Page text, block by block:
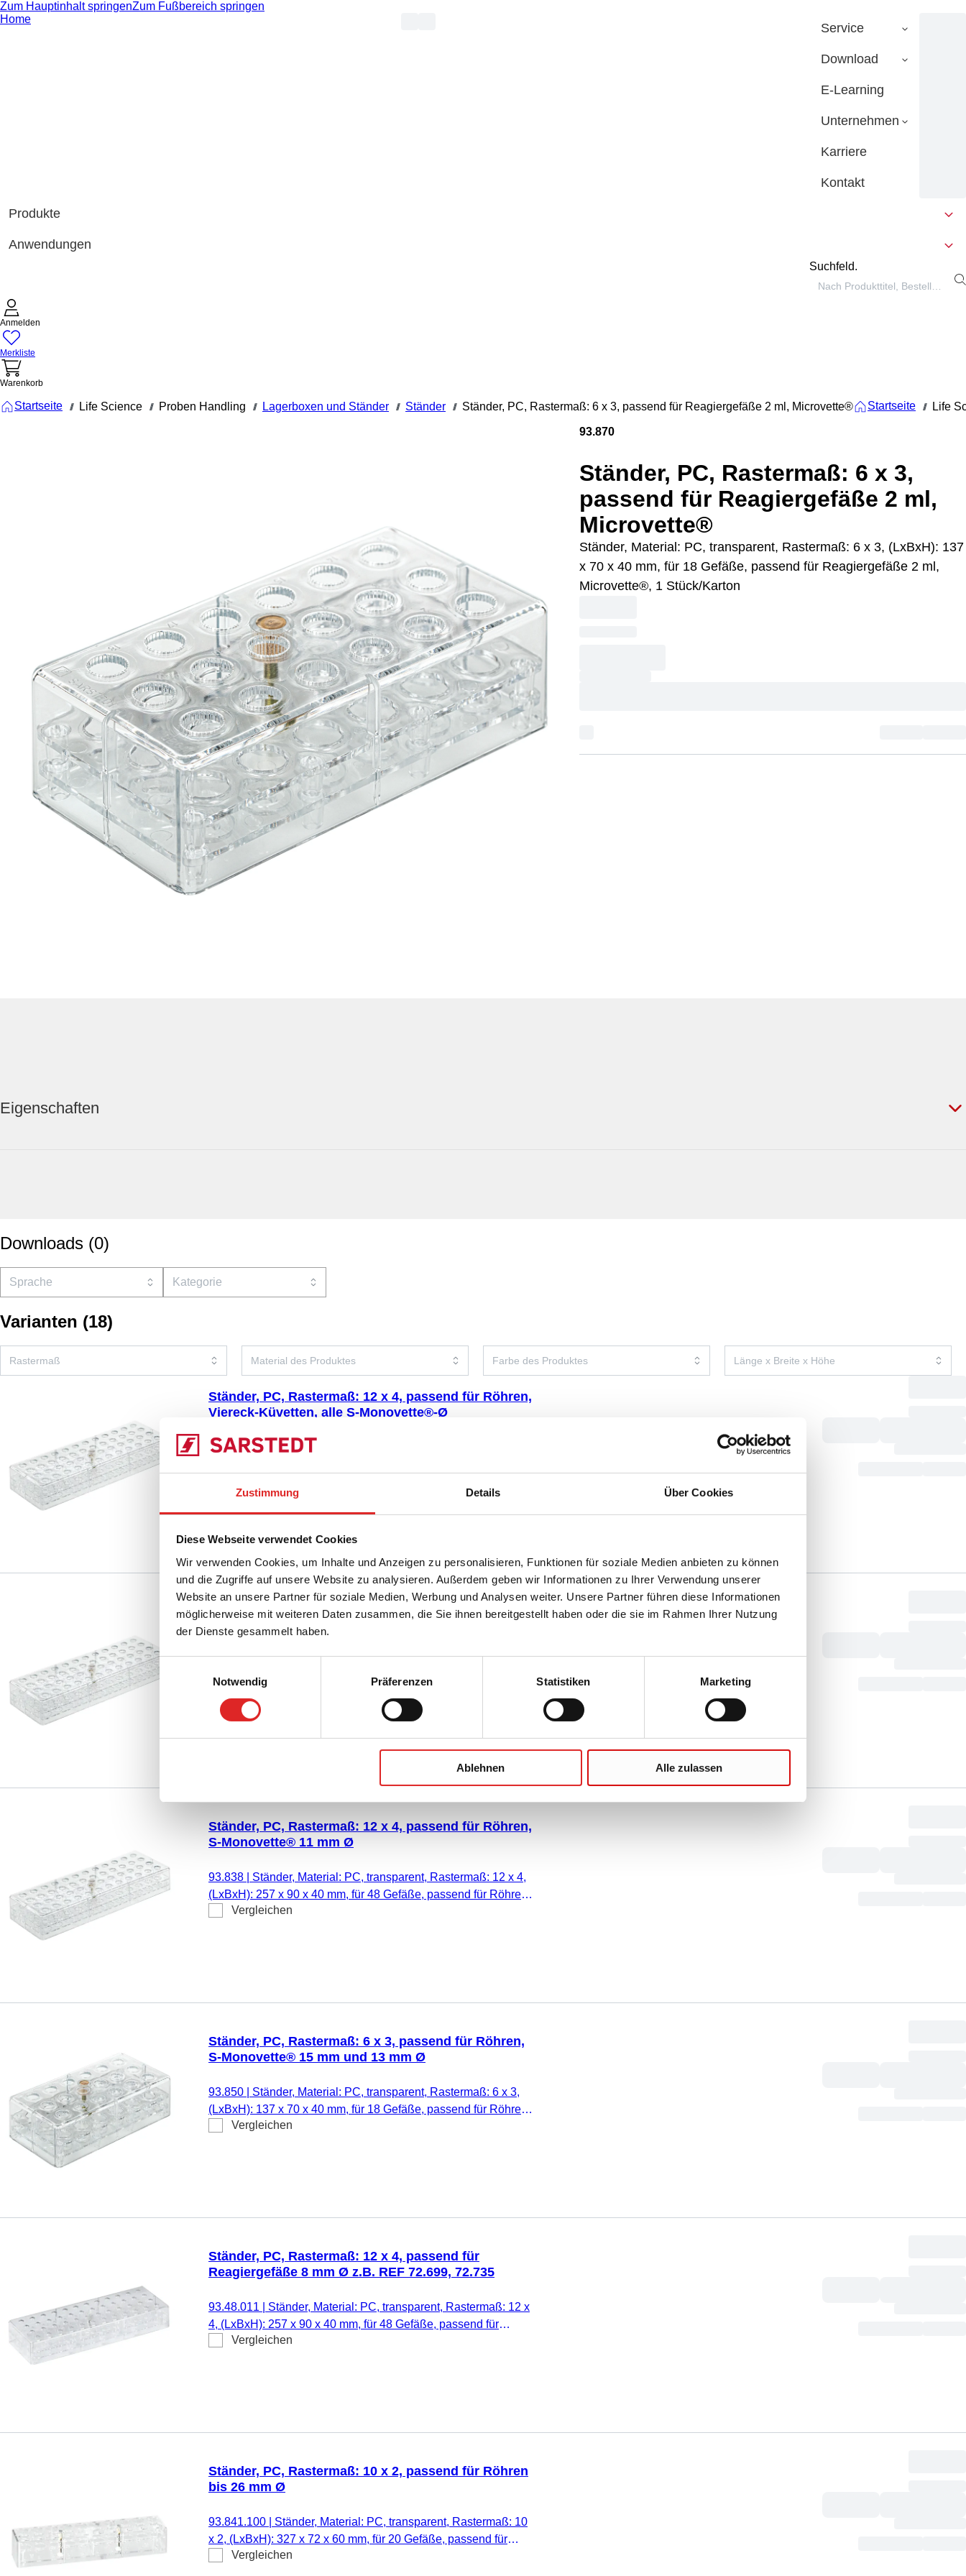
Zustimmung Details Über Cookies
Diese Webseite verwendet Cookies
Wir verwenden Cookies, um Inhalte und Anzeigen zu personalisieren, Funktionen für soziale Medien anbieten zu können
und die Zugriffe auf unsere Website zu analysieren. Außerdem geben wir Informationen zu Ihrer Verwendung unserer
Website an unsere Partner für soziale Medien, Werbung und Analysen weiter. Unsere Partner führen diese Informationen
möglicherweise mit weiteren Daten zusammen, die Sie ihnen bereitgestellt haben oder die sie im Rahmen Ihrer Nutzung
der Dienste gesammelt haben.
Einwilligungsauswahl
Notwendig
Präferenzen Statistiken Marketing
Ablehnen Alle zulassen
Zum Hauptinhalt springenZum Fußbereich springen
Home
Service
Download
E-Learning
Unternehmen
Karriere
Kontakt
Produkte
Anwendungen
Suchfeld.
Anmelden
Merkliste
Warenkorb
Startseite /// Life Science /// Proben Handling /// Lagerboxen und Ständer /// Ständer /// Ständer, PC, Rastermaß: 6 x 3, passend für Reagiergefäße 2 ml, Microvette® Startseite /// Life
93.870
Ständer, PC, Rastermaß: 6 x 3,
passend für Reagiergefäße 2 ml,
Microvette®
Ständer, Material: PC, transparent, Rastermaß: 6 x 3, (LxBxH): 137
x 70 x 40 mm, für 18 Gefäße, passend für Reagiergefäße 2 ml,
Microvette®, 1 Stück/Karton
Eigenschaften
Downloads (0)
Varianten (18)
Ständer, PC, Rastermaß: 12 x 4, passend für Röhren,
Viereck-Küvetten, alle S-Monovette®-Ø
93.1431.001
Ständer, Material: PC, transparent, Rastermaß:
Ständer, PC, Rastermaß: 12 x 4, passend für
Reagiergefäße 1,5 ml
(LxBxH): 257 x 90 x 40 mm, für 48 Gefäße, passend für
Reagiergefäße 1,5 ml, 1 Stück/Karton
Ständer, PC, Rastermaß: 12 x 4, passend für Röhren,
S-Monovette® 11 mm Ø
93.838
Ständer, Material: PC, transparent, Rastermaß: 12 x 4,
(LxBxH): 257 x 90 x 40 mm, für 48 Gefäße, passend für Röhren,
S-Monovette® 11 mm Ø, 1 Stück/Karton
Vergleichen
Ständer, PC, Rastermaß: 6 x 3, passend für Röhren,
S-Monovette® 15 mm und 13 mm Ø
93.850
Ständer, Material: PC, transparent, Rastermaß: 6 x 3,
(LxBxH): 137 x 70 x 40 mm, für 18 Gefäße, passend für Röhren,
S-Monovette® 15 mm und 13 mm Ø, 1 Stück/Karton
Vergleichen
Ständer, PC, Rastermaß: 12 x 4, passend für
Reagiergefäße 8 mm Ø z.B. REF 72.699, 72.735
93.48.011
Ständer, Material: PC, transparent, Rastermaß: 12 x
4, (LxBxH): 257 x 90 x 40 mm, für 48 Gefäße, passend für
Reagiergefäße 8 mm Ø z.B. REF 72.699, 72.735, 1
Vergleichen
Ständer, PC, Rastermaß: 10 x 2, passend für Röhren
bis 26 mm Ø
93.841.100
Ständer, Material: PC, transparent, Rastermaß: 10
x 2, (LxBxH): 327 x 72 x 60 mm, für 20 Gefäße, passend für
Röhren bis 26 mm Ø, 1 Stück/Karton
Vergleichen